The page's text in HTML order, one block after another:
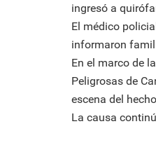
ingresó a
El médico
informaron
En el marco de
Peligrosas de
escena del
La causa